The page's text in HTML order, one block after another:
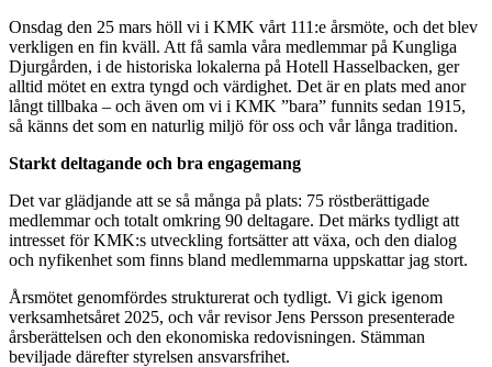
Onsdag den 25 mars höll vi i KMK vårt 111:e årsmöte, och det blev
verkligen en fin kväll. Att få samla våra medlemmar på Kungliga
Djurgården, i de historiska lokalerna på Hotell Hasselbacken, ger
alltid mötet en extra tyngd och värdighet. Det är en plats med anor
långt tillbaka – och även om vi i KMK ”bara” funnits sedan 1915,
så känns det som en naturlig miljö för oss och vår långa tradition.
Starkt deltagande och bra engagemang
Det var glädjande att se så många på plats: 75 röstberättigade
medlemmar och totalt omkring 90 deltagare. Det märks tydligt att
intresset för KMK:s utveckling fortsätter att växa, och den dialog
och nyfikenhet som finns bland medlemmarna uppskattar jag stort.
Årsmötet genomfördes strukturerat och tydligt. Vi gick igenom
verksamhetsåret 2025, och vår revisor Jens Persson presenterade
årsberättelsen och den ekonomiska redovisningen. Stämman
beviljade därefter styrelsen ansvarsfrihet.